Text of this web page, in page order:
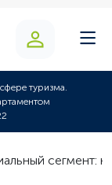
туризма.
сегмент: